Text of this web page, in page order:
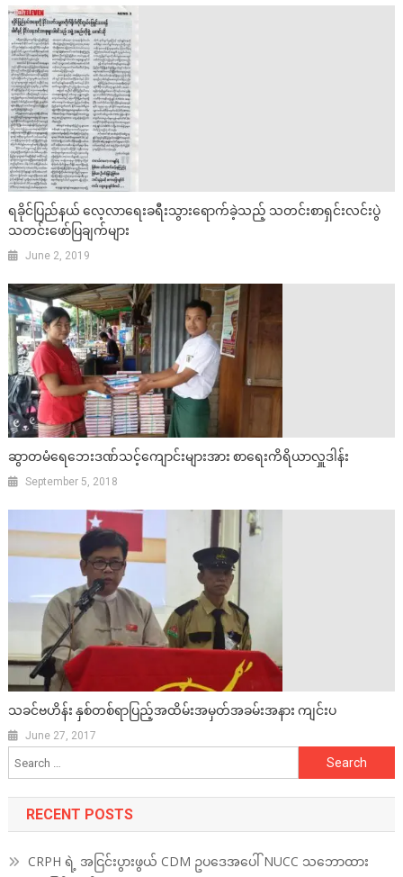
ရခိုင်ပြည်နယ် လေ့လာရေးခရီးသွားရောက်ခဲ့သည့် သတင်းစာရှင်းလင်းပွဲ
သတင်းဖော်ပြချက်များ
June 2, 2019
ဆွာတမံရေဘေးဒဏ်သင့်ကျောင်းများအား စာရေးကိရိယာလှူဒါန်း
September 5, 2018
သခင်ဗဟိန်း နှစ်တစ်ရာပြည့်အထိမ်းအမှတ်အခမ်းအနား ကျင်းပ
June 27, 2017
Search
for:
RECENT POSTS
CRPH ရဲ့ အငြင်းပွားဖွယ် CDM ဥပဒေအပေါ် NUCC သဘောထား